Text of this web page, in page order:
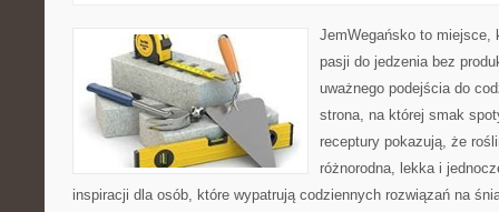
JemWegańsko to miejsce,
pasji do jedzenia bez
uważnego podejścia do
strona, na której smak
receptury pokazują, że
różnorodna, lekka i
inspiracji dla osób, które wypatrują codziennych rozwiązań na